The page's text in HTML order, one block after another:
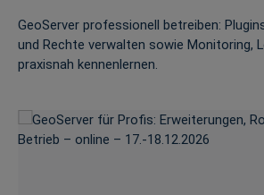
GeoServer professionell betreiben:
und Rechte verwalten sowie Monitoring,
praxisnah kennenlernen.
Bildergalerie überspringen